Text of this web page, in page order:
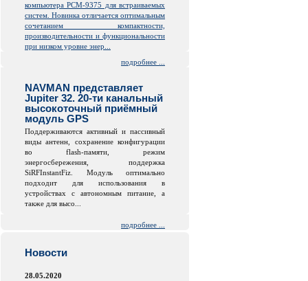
компьютера PCM-9375 для встраиваемых
систем. Новинка отличается оптимальным
сочетанием компактности,
производительности и функциональности
при низком уровне энер...
подробнее ...
NAVMAN представляет
Jupiter 32. 20-ти канальный
высокоточный приёмный
модуль GPS
Поддерживаются активный и пассивный
виды антенн, сохранение конфигурации
во flash-памяти, режим
энергосбережения, поддержка
SiRFInstantFiz. Модуль оптимально
подходит для использования в
устройствах с автономным питание, а
также для высо...
подробнее ...
Новости
28.05.2020